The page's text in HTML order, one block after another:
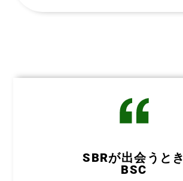
SBRが出会うとき
BSC